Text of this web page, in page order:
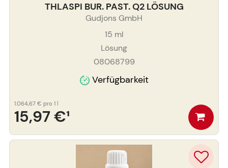
THLASPI BUR. PAST. Q2 LÖSUNG
Gudjons GmbH
15 ml
Lösung
08068799
Verfügbarkeit
15,97 €¹
1.064,67 € pro 1 l